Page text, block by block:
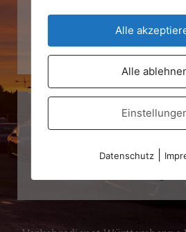
Facebook
Verkehrsdienst Württemberg e.V.
Instagram
Alle
Alle
Datenschutz|